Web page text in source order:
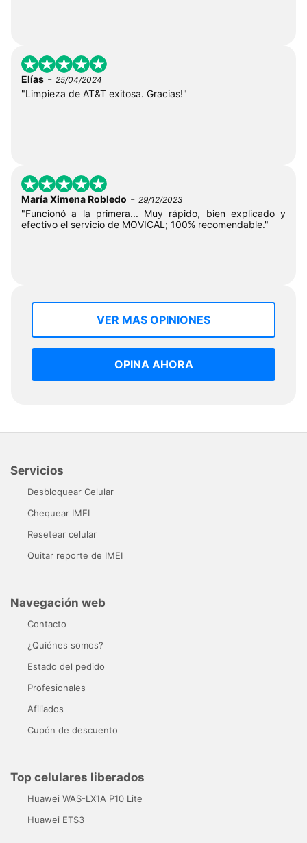
Elías - 25/04/2024
"Limpieza de AT&T exitosa. Gracias!"
María Ximena Robledo - 29/12/2023
"Funcionó a la primera... Muy rápido, bien explicado y
efectivo el servicio de MOVICAL; 100% recomendable."
VER MAS OPINIONES
OPINA AHORA
Servicios
Desbloquear Celular
Chequear IMEI
Resetear celular
Quitar reporte de IMEI
Navegación web
Contacto
¿Quiénes somos?
Estado del pedido
Profesionales
Afiliados
Cupón de descuento
Top celulares liberados
Huawei WAS-LX1A P10 Lite
Huawei ETS3